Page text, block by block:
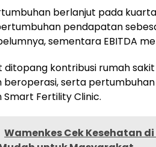
berlanjut pada
pendapatan
sementara EBITDA
ditopang kontribusi rumah
beroperasi, serta
Fertility Clinic.
Wamenkes Cek Kesehatan